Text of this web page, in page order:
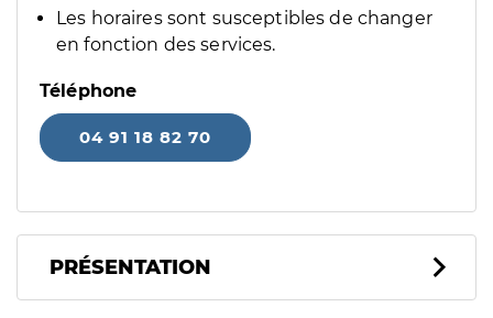
Les horaires sont susceptibles de changer
en fonction des services.
Téléphone
04 91 18 82 70
PRÉSENTATION